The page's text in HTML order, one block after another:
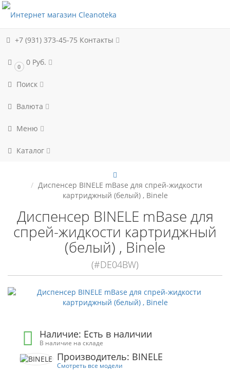
+7 (931) 373-45-75 Контакты
0 0 Руб.
Поиск
Валюта
Меню
Каталог
Диспенсер BINELE mBase для спрей-жидкости
картриджный (белый) , Binele
Диспенсер BINELE mBase для
спрей-жидкости картриджный
(белый) , Binele
(#DE04BW)
Наличие: Есть в наличии
В наличие на складе
Производитель: BINELE
Смотреть все модели